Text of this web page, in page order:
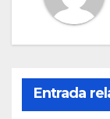
Entrada